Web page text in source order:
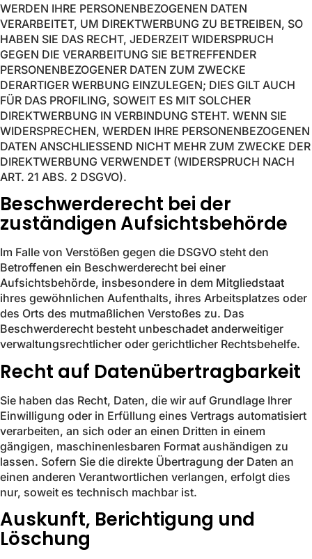
WERDEN IHRE PERSONENBEZOGENEN DATEN
VERARBEITET, UM DIREKTWERBUNG ZU BETREIBEN, SO
HABEN SIE DAS RECHT, JEDERZEIT WIDERSPRUCH
GEGEN DIE VERARBEITUNG SIE BETREFFENDER
PERSONENBEZOGENER DATEN ZUM ZWECKE
DERARTIGER WERBUNG EINZULEGEN; DIES GILT AUCH
FÜR DAS PROFILING, SOWEIT ES MIT SOLCHER
DIREKTWERBUNG IN VERBINDUNG STEHT. WENN SIE
WIDERSPRECHEN, WERDEN IHRE PERSONENBEZOGENEN
DATEN ANSCHLIESSEND NICHT MEHR ZUM ZWECKE DER
DIREKTWERBUNG VERWENDET (WIDERSPRUCH NACH
ART. 21 ABS. 2 DSGVO).
Beschwerde­recht bei der
zuständigen Aufsichts­behörde
Im Falle von Verstößen gegen die DSGVO steht den
Betroffenen ein Beschwerderecht bei einer
Aufsichtsbehörde, insbesondere in dem Mitgliedstaat
ihres gewöhnlichen Aufenthalts, ihres Arbeitsplatzes oder
des Orts des mutmaßlichen Verstoßes zu. Das
Beschwerderecht besteht unbeschadet anderweitiger
verwaltungsrechtlicher oder gerichtlicher Rechtsbehelfe.
Recht auf Daten­übertrag­barkeit
Sie haben das Recht, Daten, die wir auf Grundlage Ihrer
Einwilligung oder in Erfüllung eines Vertrags automatisiert
verarbeiten, an sich oder an einen Dritten in einem
gängigen, maschinenlesbaren Format aushändigen zu
lassen. Sofern Sie die direkte Übertragung der Daten an
einen anderen Verantwortlichen verlangen, erfolgt dies
nur, soweit es technisch machbar ist.
Auskunft, Berichtigung und
Löschung